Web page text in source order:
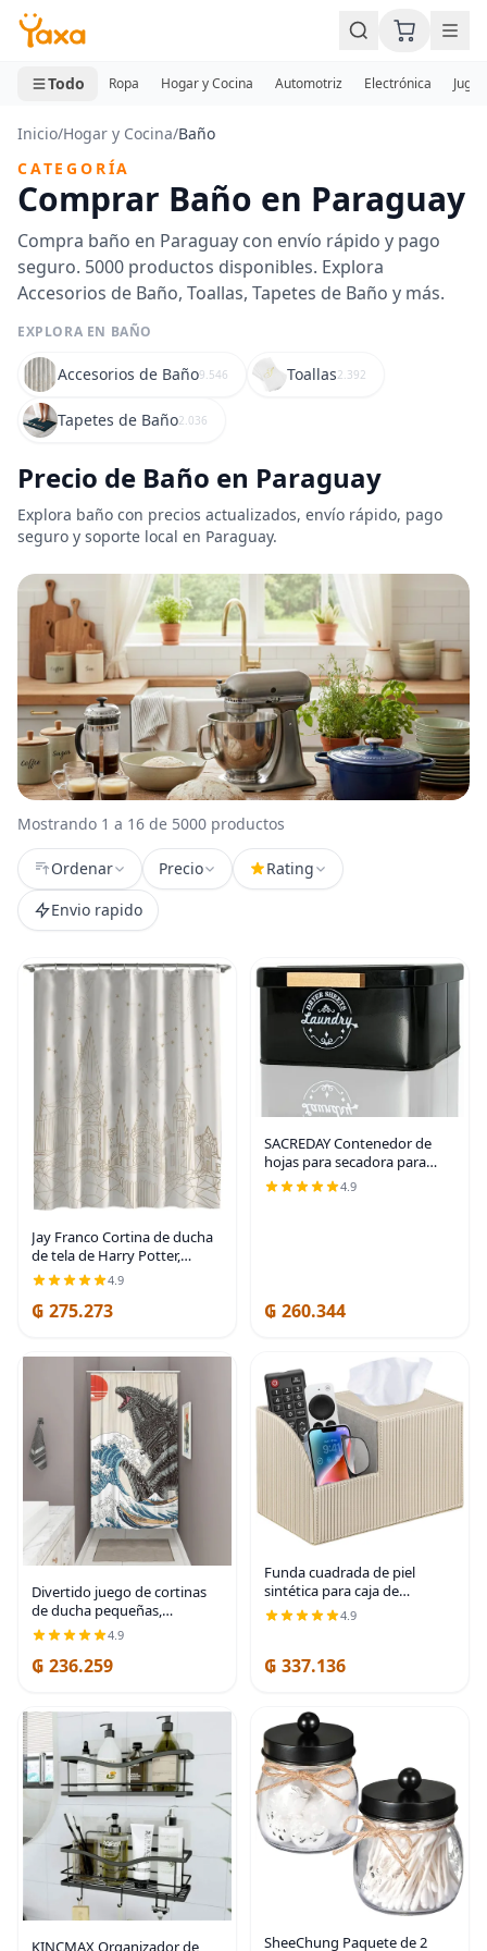
MINI CARRITO
0 productos
Todo Ropa Hogar y Cocina Automotriz Electrónica
Inicio/Hogar y Cocina/Baño
CATEGORÍA
Comprar Baño en Paraguay
Compra baño en Paraguay con envío rápido y pago
seguro. 5000 productos disponibles. Explora
Accesorios de Baño, Toallas, Tapetes de Baño y más.
EXPLORA EN BAÑO
Accesorios de Baño9.546 Toallas2.392
Tapetes de Baño2.036
Precio de Baño en Paraguay
Explora baño con precios actualizados, envío rápido, pago
seguro y soporte local en Paraguay.
Mostrando 1 a 16 de 5000 productos
Ordenar Precio
Rating
Envio rapido
Jay Franco Cortina de ducha
de tela de Harry Potter,
decoración de baño neutra
de Hogwarts Celestial para
niños
4.9
₲ 275.273
SACREDAY Contenedor de
hojas para secadora para
organización de lavandería,
4.9
₲ 260.344
Divertido juego de cortinas
de ducha pequeñas,
divertidas cortinas de ducha
angostas de monstruo de
anime para baño, decoración
4.9
₲ 236.259
Funda cuadrada de piel
sintética para caja de
pañuelos – Soporte
multifuncional para caja de
pañuelos con
4.9
₲ 337.136
KINCMAX Organizador de
SheeChung Paquete de 2